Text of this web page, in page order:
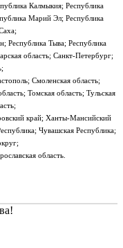
Калмыкия; Республика
Марий Эл; Республика
Республика Тыва; Республика
область; Санкт-Петербург;
Смоленская область;
Томская область; Тульская
край; Ханты-Мансийский
Чувашская Республика;
область.